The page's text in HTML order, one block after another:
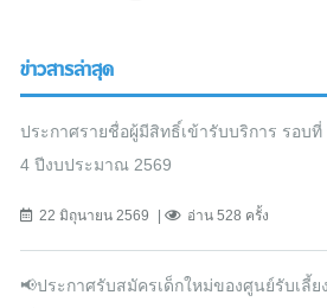
ข่าวสารล่าสุด
ประกาศรายชื่อผู้มีสิทธิ์เข้ารับบริการ รอบที่
4 ปีงบประมาณ 2569
22 มิถุนายน 2569 อ่าน 528 ครั้ง
📢ประกาศรับสมัครเด็กใหม่ของศูนย์รับเลี้